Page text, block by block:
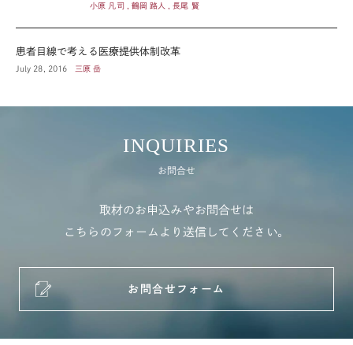
小原 凡司 , 鶴岡 路人 , 長尾 賢
患者目線で考える医療提供体制改革
July 28, 2016 三原 岳
INQUIRIES
お問合せ
取材のお申込みやお問合せは
こちらのフォームより送信してください。
お問合せフォーム